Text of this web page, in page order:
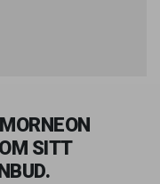
SITT